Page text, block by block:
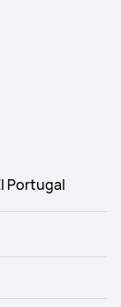
Portugal